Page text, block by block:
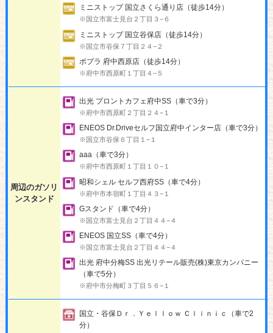
ミニストップ 国立さくら通り店（徒歩14分）
※国立市富士見台２丁目３−６
ミニストップ 国立谷保店（徒歩14分）
※国立市谷保７丁目２４−２
ポプラ 府中西原店（徒歩14分）
※府中市西原町１丁目４−５
周辺のガソリ
ンスタンド
出光 プロントカフェ府中SS（車で3分）
※府中市西原町２丁目２４−１
ENEOS Dr.Driveセルフ国立府中インター店（車で3分）
※国立市谷保６丁目１−１
aaa（車で3分）
※府中市西原町１丁目１０−１
昭和シェル セルフ西府SS（車で4分）
※府中市本宿町１丁目４３−１
Gスタンド（車で4分）
※国立市富士見台２丁目４４−４
ENEOS 国立SS（車で4分）
※国立市富士見台２丁目４４−４
出光 府中分梅SS 出光リテール販売(株)東京カンパニー
（車で5分）
※府中市分梅町３丁目５６−１
国立・谷保Ｄｒ．Ｙｅｌｌｏｗ Ｃｌｉｎｉｃ（車で2
分）